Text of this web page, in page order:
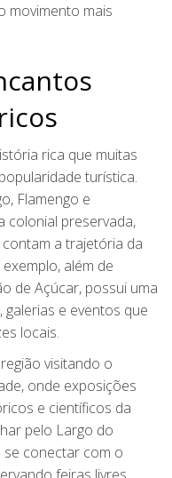
movimento mais
rica que muitas
turística.
Flamengo e
colonial preservada,
a trajetória da
além de
de Açúcar, possui uma
e eventos que
locais.
visitando o
onde exposições
e científicos da
pelo Largo do
conectar com o